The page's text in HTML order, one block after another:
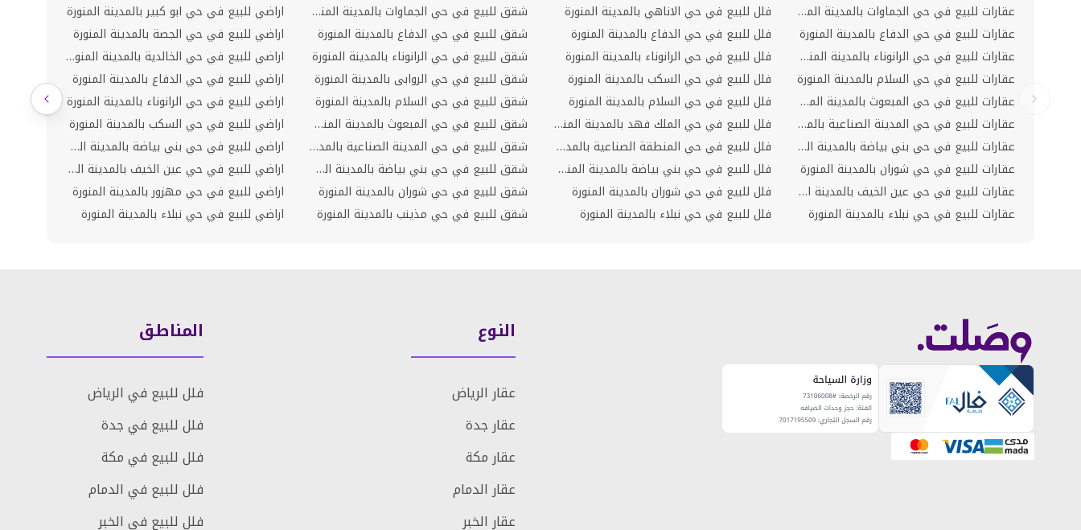
عقارات للبيع في حي الجماوات بالمدينة المنورة
عقارات للبيع في حي الدفاع بالمدينة المنورة
عقارات للبيع في حي الرانوناء بالمدينة المنورة
عقارات للبيع في حي السلام بالمدينة المنورة
عقارات للبيع في حي المبعوث بالمدينة المنورة
عقارات للبيع في حي المدينة الصناعية بالمدينة المنورة
عقارات للبيع في حي بني بياضة بالمدينة المنورة
عقارات للبيع في حي شوران بالمدينة المنورة
عقارات للبيع في حي عين الخيف بالمدينة المنورة
عقارات للبيع في حي نبلاء بالمدينة المنورة
فلل للبيع في حي الاناهي بالمدينة المنورة
فلل للبيع في حي الدفاع بالمدينة المنورة
فلل للبيع في حي الرانوناء بالمدينة المنورة
فلل للبيع في حي السكب بالمدينة المنورة
فلل للبيع في حي السلام بالمدينة المنورة
فلل للبيع في حي الملك فهد بالمدينة المنورة
فلل للبيع في حي المنطقة الصناعية بالمدينة المنورة
فلل للبيع في حي بني بياضة بالمدينة المنورة
فلل للبيع في حي شوران بالمدينة المنورة
فلل للبيع في حي نبلاء بالمدينة المنورة
شقق للبيع في حي الجماوات بالمدينة المنورة
شقق للبيع في حي الدفاع بالمدينة المنورة
شقق للبيع في حي الرانوناء بالمدينة المنورة
شقق للبيع في حي الروابى بالمدينة المنورة
شقق للبيع في حي السلام بالمدينة المنورة
شقق للبيع في حي المبعوث بالمدينة المنورة
شقق للبيع في حي المدينة الصناعية بالمدينة المنورة
شقق للبيع في حي بني بياضة بالمدينة المنورة
شقق للبيع في حي شوران بالمدينة المنورة
شقق للبيع في حي مذينب بالمدينة المنورة
اراضي للبيع في حي ابو كبير بالمدينة المنورة
اراضي للبيع في حي الجصة بالمدينة المنورة
اراضي للبيع في حي الخالدية بالمدينة المنورة
اراضي للبيع في حي الدفاع بالمدينة المنورة
اراضي للبيع في حي الرانوناء بالمدينة المنورة
اراضي للبيع في حي السكب بالمدينة المنورة
اراضي للبيع في حي بني بياضة بالمدينة المنورة
اراضي للبيع في حي عين الخيف بالمدينة المنورة
اراضي للبيع في حي مهزور بالمدينة المنورة
اراضي للبيع في حي نبلاء بالمدينة المنورة
النوع
عقار الرياض
عقار جدة
عقار مكة
عقار الدمام
عقار الخبر
المناطق
فلل للبيع في الرياض
فلل للبيع في جدة
فلل للبيع في مكة
فلل للبيع في الدمام
فلل للبيع في الخبر